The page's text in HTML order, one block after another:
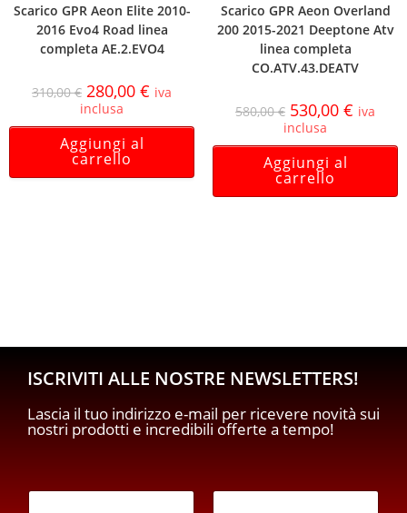
Scarico GPR Aeon Elite 2010-
2016 Evo4 Road linea
completa AE.2.EVO4
310,00€ 280,00 € iva
inclusa
Aggiungi al
carrello
Scarico GPR Aeon Overland
200 2015-2021 Deeptone Atv
linea completa
CO.ATV.43.DEATV
580,00€ 530,00 € iva
inclusa
Aggiungi al
carrello
ISCRIVITI ALLE NOSTRE NEWSLETTERS!
Lascia il tuo indirizzo e-mail per ricevere novità sui
nostri prodotti e incredibili offerte a tempo!
E